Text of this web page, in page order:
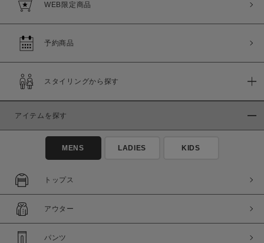
WEB限定商品
予約商品
スタイリングから探す
アイテムを探す
MENS LADIES KIDS
トップス
アウター
パンツ